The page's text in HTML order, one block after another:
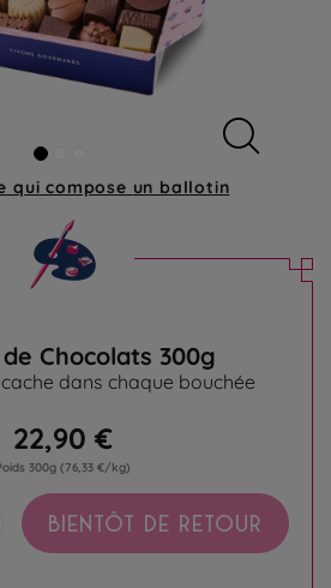
qui compose un ballotin
Chocolats 300g
dans chaque bouchée
22,90 €
300g (76,33 €/kg)
BIENTÔT DE RETOUR